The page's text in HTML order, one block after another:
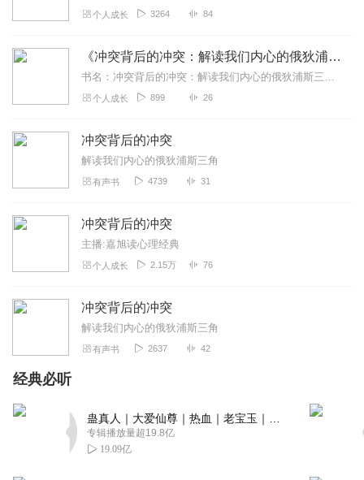
个人成长 3264 84
《冲突背后的冲突：解读我们内心的俄狄浦斯三角》
书名：冲突背后的冲突：解读我们内心的俄狄浦斯三角作者：张天布出版社：广东旅游出版社·真故图书出版时间：2020年10月
个人成长 899 26
冲突背后的冲突
解读我们内心的俄狄浦斯三角
有声书 4739 31
冲突背后的冲突
主播:嘉旭读心理经典
个人成长 2.15万 76
冲突背后的冲突
解读我们内心的俄狄浦斯三角
有声书 2637 42
经典必听
专辑播放量超19.8亿
19.09亿